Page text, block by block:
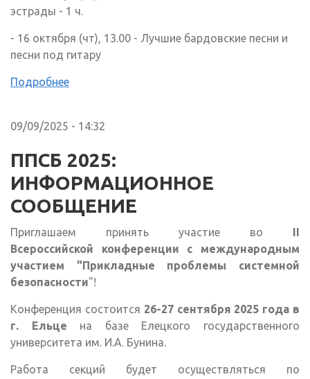
эстрады - 1 ч.
- 16 октября (чт), 13.00 - Лучшие бардовские песни и
песни под гитару
Подробнее
09/09/2025 - 14:32
ППСБ 2025:
ИНФОРМАЦИОННОЕ
СООБЩЕНИЕ
Приглашаем принять участие во II
Всероссийской конференции с международным
участием "Прикладные проблемы системной
безопасности"!
Конференция состоится 26-27 сентября 2025 года в
г. Ельце на базе Елецкого государственного
университета им. И.А. Бунина.
Работа секций будет осуществляться по